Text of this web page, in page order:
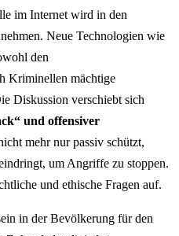
im Internet wird in den
Neue Technologien wie
den
Kriminellen mächtige
Diskussion verschiebt sich
und offensiver
mehr nur passiv schützt,
um Angriffe zu stoppen.
und ethische Fragen auf.
in der Bevölkerung für den